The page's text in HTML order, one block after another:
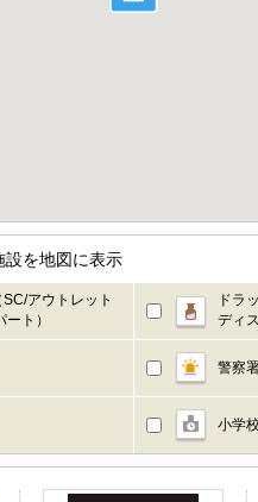
設を地図に表示
アウトレット
ート）
ドラ
ディ
警察
小学